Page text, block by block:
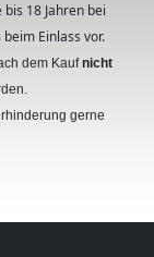
18 Jahren bei
Einlass vor.
dem Kaufnicht
gerne